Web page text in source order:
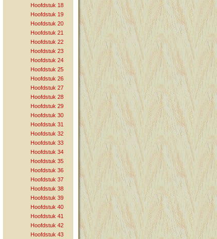
Hoofdstuk 18
Hoofdstuk 19
Hoofdstuk 20
Hoofdstuk 21
Hoofdstuk 22
Hoofdstuk 23
Hoofdstuk 24
Hoofdstuk 25
Hoofdstuk 26
Hoofdstuk 27
Hoofdstuk 28
Hoofdstuk 29
Hoofdstuk 30
Hoofdstuk 31
Hoofdstuk 32
Hoofdstuk 33
Hoofdstuk 34
Hoofdstuk 35
Hoofdstuk 36
Hoofdstuk 37
Hoofdstuk 38
Hoofdstuk 39
Hoofdstuk 40
Hoofdstuk 41
Hoofdstuk 42
Hoofdstuk 43